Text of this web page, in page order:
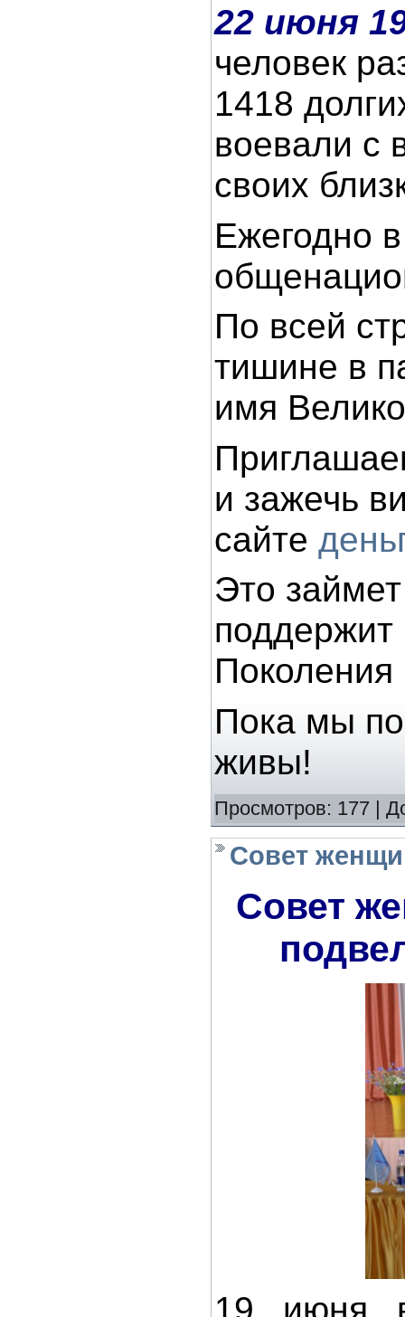
22 июня
человек
1418
воевали с
своих
Ежегодно
По всей
тишине в
имя
и зажечь
сайте
Это
поддержит
Пока мы
живы!
Просмотров: 177 |
Совет
Совет
19 июня